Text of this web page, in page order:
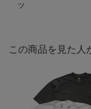
ツ
この商品を見た人